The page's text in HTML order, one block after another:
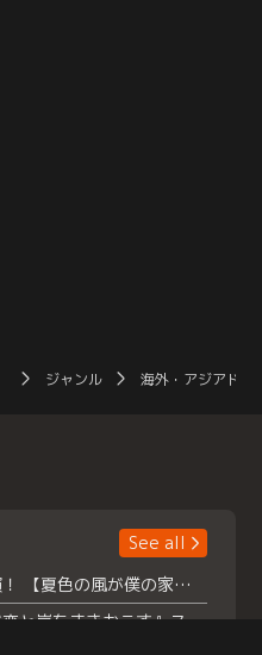
ジャンル 海外・アジアドラ
See all
浮所飛貴主演！ 【夏色の風が僕の家にやってきた】 本日よりテラサで独占配信スタート！
『夏色の雲が恋と嵐をまきおこす』スペシャルメイキング 【Part1】2026年７月18日（土）23時30分～配信スタート！話題のシーンの裏側を大公開！豪華キャスト大集合！ 『武宮家 真夏の家族会議』開催！